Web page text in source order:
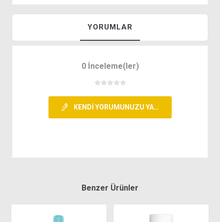
YORUMLAR
0 İnceleme(ler)
KENDI YORUMUNUZU YAZIN
Benzer Ürünler